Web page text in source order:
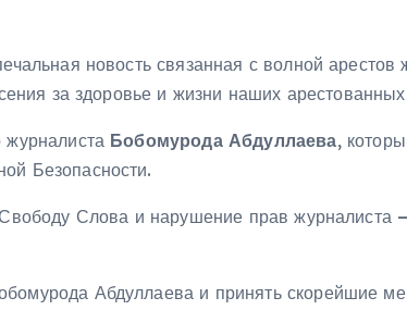
новость связанная с волной
за здоровье и жизни наших арестованных
журналиста Бобомурода Абдуллаева,
Безопасности.
Слова и нарушение прав журналиста
Абдуллаева и принять скорейшие